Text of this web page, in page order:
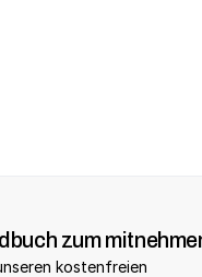
zum
kostenfreien